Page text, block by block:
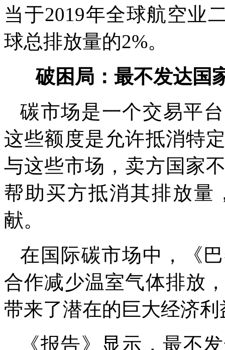
当于2019年全球航空业
球总排放量的2%。
破困局：最不发达国
碳市场是一个交易平
这些额度是允许抵消特
与这些市场，卖方国家
帮助买方抵消其排放量
献。
在国际碳市场中，《
合作减少温室气体排放
带来了潜在的巨大经济利
《报告》显示，最不